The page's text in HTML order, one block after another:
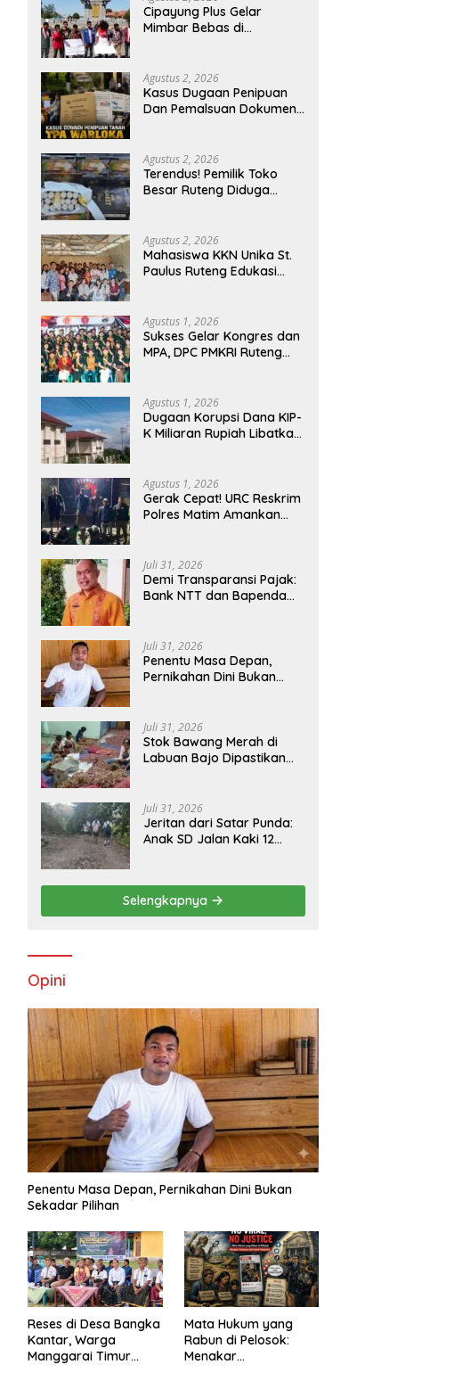
Cipayung Plus Gelar
Mimbar Bebas di
Penyematan Gelar “Raja
Timor” kepada Jokowi
Agustus 2, 2026
Kasus Dugaan Penipuan
Dan Pemalsuan Dokumen
Gelar Perkara,
Penyelidikan Polres
Manggarai Barat
Agustus 2, 2026
Terendus! Pemilik Toko
Besar Ruteng Diduga
Flores
Agustus 2, 2026
Mahasiswa KKN Unika St.
Paulus Ruteng Edukasi
Galong, Kota Komba
Utara
Agustus 1, 2026
Sukses Gelar Kongres dan
MPA, DPC PMKRI Ruteng
Agustus 1, 2026
Dugaan Korupsi Dana KIP-
K Miliaran Rupiah Libatkan
Agustus 1, 2026
Gerak Cepat! URC Reskrim
Polres Matim Amankan
Golo Kantar
Juli 31, 2026
​Demi Transparansi Pajak:
Bank NTT dan Bapenda
Juli 31, 2026
Penentu Masa Depan,
Pernikahan Dini Bukan
Juli 31, 2026
Stok Bawang Merah di
Labuan Bajo Dipastikan
Masyarakat Apresiasi
Peran Ninonk
Juli 31, 2026
Jeritan dari Satar Punda:
Anak SD Jalan Kaki 12
Sekolah, Warga Desak
Bupati Manggarai Timur
Bertindak
Selengkapnya
Opini
Penentu Masa Depan, Pernikahan Dini Bukan
Sekadar Pilihan
Reses di Desa Bangka
Kantar, Warga
Manggarai Timur
Mata Hukum yang
Rabun di Pelosok:
Menakar